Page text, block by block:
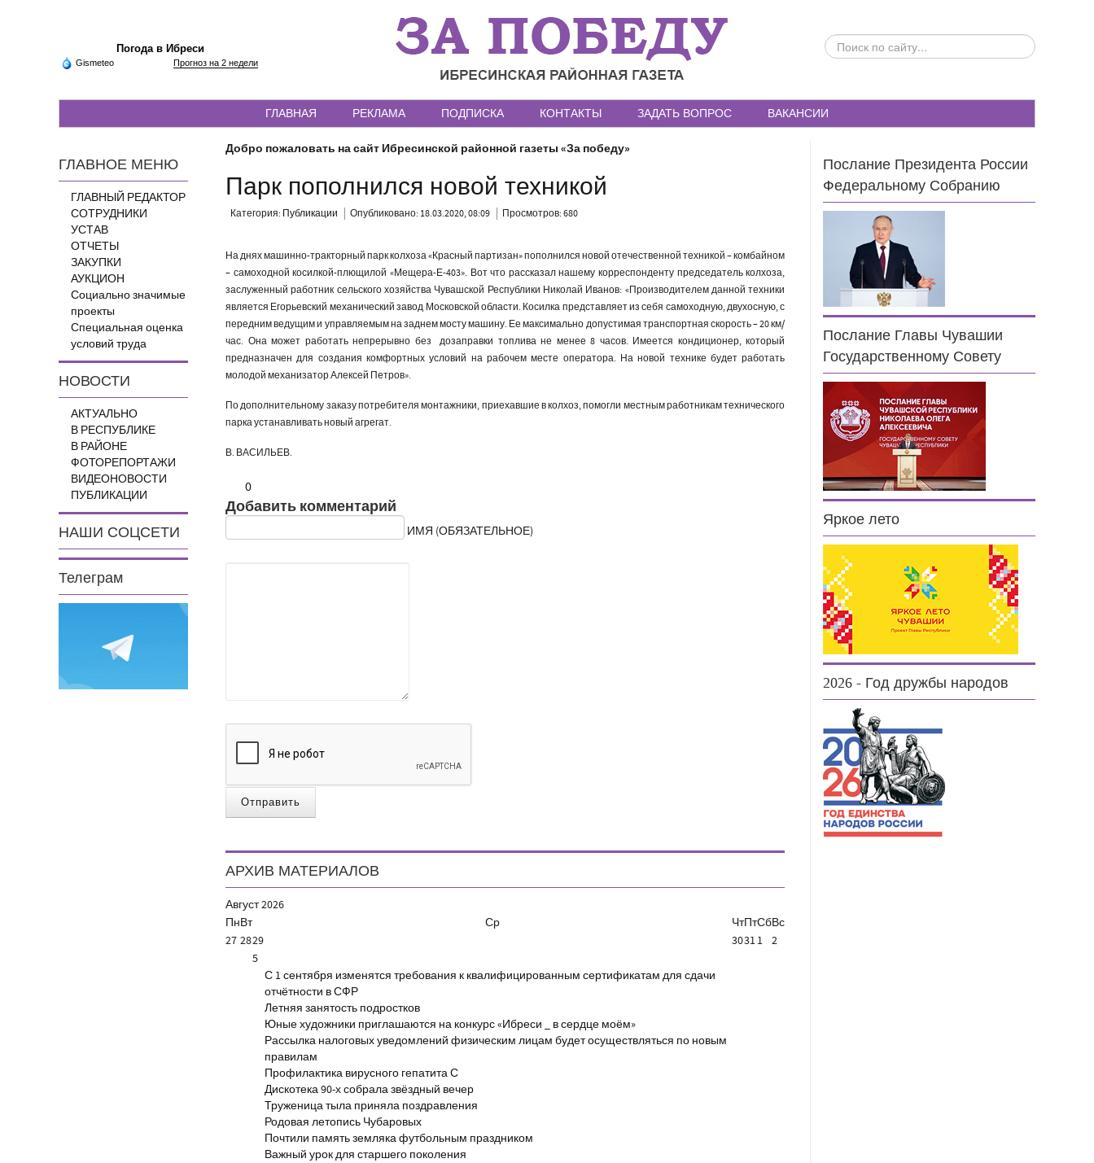
Погода в Ибреси
Gismeteo Прогноз на 2 недели
ПОИСК
ПО
ГЛАВНАЯ РЕКЛАМА ПОДПИСКА КОНТАКТЫ ЗАДАТЬ ВОПРОС ВАКАНСИИ
ГЛАВНОЕ МЕНЮ
ГЛАВНЫЙ РЕДАКТОР
СОТРУДНИКИ
УСТАВ
ОТЧЕТЫ
ЗАКУПКИ
АУКЦИОН
Социально значимые
проекты
Специальная оценка
условий труда
НОВОСТИ
АКТУАЛЬНО
В РЕСПУБЛИКЕ
В РАЙОНЕ
ФОТОРЕПОРТАЖИ
ВИДЕОНОВОСТИ
ПУБЛИКАЦИИ
НАШИ СОЦСЕТИ
Телеграм
Добро пожаловать на сайт Ибресинской районной газеты «За победу»
Парк пополнился новой техникой
Категория: Публикации Опубликовано: 18.03.2020, 08:09 Просмотров: 680
На днях машинно-тракторный парк колхоза «Красный партизан» пополнился новой отечественной техникой – комбайном
– самоходной косилкой-плющилой «Мещера-Е-403». Вот что рассказал нашему корреспонденту председатель колхоза,
заслуженный работник сельского хозяйства Чувашской Республики Николай Иванов: «Производителем данной техники
является Егорьевский механический завод Московской области. Косилка представляет из себя самоходную, двухосную, с
передним ведущим и управляемым на заднем мосту машину. Ее максимально допустимая транспортная скорость – 20 км/
час. Она может работать непрерывно без дозаправки топлива не менее 8 часов. Имеется кондиционер, который
предназначен для создания комфортных условий на рабочем месте оператора. На новой технике будет работать
молодой механизатор Алексей Петров».
По дополнительному заказу потребителя монтажники, приехавшие в колхоз, помогли местным работникам технического
парка устанавливать новый агрегат.
В. ВАСИЛЬЕВ.
0
Добавить комментарий
ИМЯ (ОБЯЗАТЕЛЬНОЕ)
Отправить
АРХИВ МАТЕРИАЛОВ
Август2026
ПнВт Ср ЧтПтСбВс
27 2829 30311 2
5
С 1 сентября изменятся требования к квалифицированным сертификатам для сдачи
отчётности в СФР
Летняя занятость подростков
Юные художники приглашаются на конкурс «Ибреси _ в сердце моём»
Рассылка налоговых уведомлений физическим лицам будет осуществляться по новым
правилам
Профилактика вирусного гепатита С
Дискотека 90-х собрала звёздный вечер
Труженица тыла приняла поздравления
Родовая летопись Чубаровых
Почтили память земляка футбольным праздником
Важный урок для старшего поколения
Послание Президента России
Федеральному Собранию
Послание Главы Чувашии
Государственному Совету
Яркое лето
2026 - Год дружбы народов